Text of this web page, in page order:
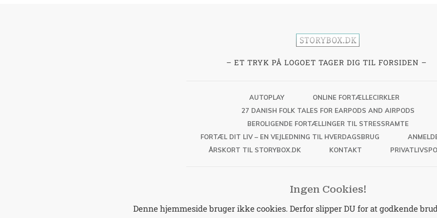
– ET TRYK PÅ LOGOET TAGER DIG TIL FORSIDEN –
AUTOPLAY
ONLINE FORTÆLLECIRKLER
27 DANISH FOLK TALES FOR EARPODS AND AIRPODS
BEROLIGENDE FORTÆLLINGER TIL STRESSRAMTE
FORTÆL DIT LIV – EN VEJLEDNING TIL HVERDAGSBRUG
ÅRSKORT TIL STORYBOX.DK
KONTAKT
Ingen Cookies!
Denne hjemmeside bruger ikke cookies. Derfor slipper DU for at godkende